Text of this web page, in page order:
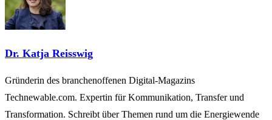
Dr. Katja Reisswig
Gründerin des branchenoffenen Digital-Magazins
Technewable.com. Expertin für Kommunikation, Transfer und
Transformation. Schreibt über Themen rund um die Energiewende